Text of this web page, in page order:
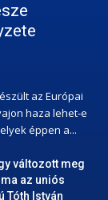
az Európai
haza lehet-e
éppen a...
változott meg
az uniós
Tóth István